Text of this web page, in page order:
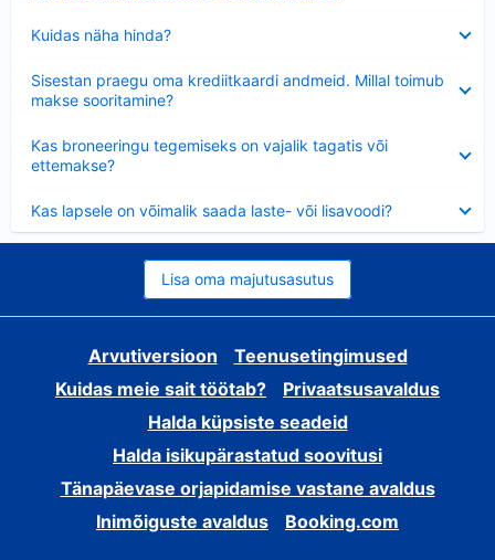
Kuidas näha hinda?
Sisestan praegu oma krediitkaardi andmeid. Millal toimub
makse sooritamine?
Kas broneeringu tegemiseks on vajalik tagatis või
ettemakse?
Kas lapsele on võimalik saada laste- või lisavoodi?
Lisa oma majutusasutus
Arvutiversioon
Teenusetingimused
Kuidas meie sait töötab?
Privaatsusavaldus
Halda küpsiste seadeid
Halda isikupärastatud soovitusi
Tänapäevase orjapidamise vastane avaldus
Inimõiguste avaldus
Booking.com